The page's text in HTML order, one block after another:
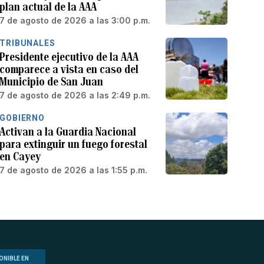
plan actual de la AAA
7 de agosto de 2026 a las 3:00 p.m.
TRIBUNALES
Presidente ejecutivo de la AAA
comparece a vista en caso del
Municipio de San Juan
7 de agosto de 2026 a las 2:49 p.m.
GOBIERNO
Activan a la Guardia Nacional
para extinguir un fuego forestal
en Cayey
7 de agosto de 2026 a las 1:55 p.m.
EN